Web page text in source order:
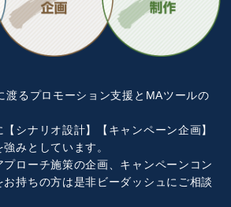
渡るプロモーション支援とMAツールの
シナリオ設計】【キャンペーン企画】
みとしています。
ローチ施策の企画、キャンペーンコン
持ちの方は是非ビーダッシュにご相談